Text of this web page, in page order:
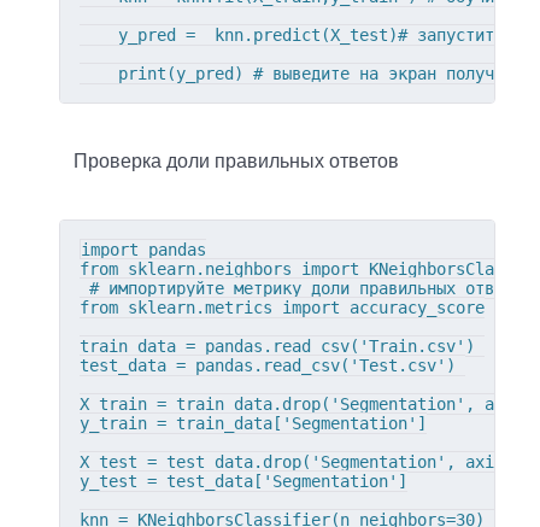
y_pred =  knn.predict(X_test)# запустите
print(y_pred) # выведите на экран
Проверка доли правильных ответов
import pandas
from sklearn.neighbors import
# импортируйте метрику доли правильных
from sklearn.metrics import accuracy_score
train_data = pandas.read_csv('Train.csv')
test_data = pandas.read_csv('Test.csv')
X_train = train_data.drop('Segmentation',
y_train = train_data['Segmentation']
X_test = test_data.drop('Segmentation', axis=1)
y_test = test_data['Segmentation']
knn = KNeighborsClassifier(n_neighbors=30)